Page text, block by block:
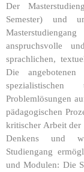
Der
Semester) und
Masterstudiengang
anspruchsvolle
sprachlichen,
Die
Problemlösungen
pädagogischen
kritischer Arbeit der
Denkens und
Studiengang
und Modulen: Die